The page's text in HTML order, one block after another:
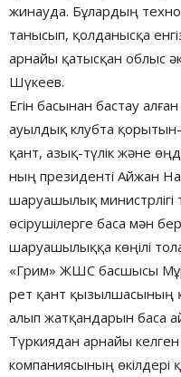
жинауда. Бұлардың
танысып, қолданысқа
арнайы қатысқан облыс
Шүкеев.
Егін басынан бастау
ауылдық клубта
қант, азық-түлік және
ның президенті Айжан
шаруашылық
өсірушілерге баса мән
шаруашылыққа көңілі
«Грим» ЖШС басшысы
рет қант қызылшасының
алып жатқандарын баса
Түркиядан арнайы
компаниясының